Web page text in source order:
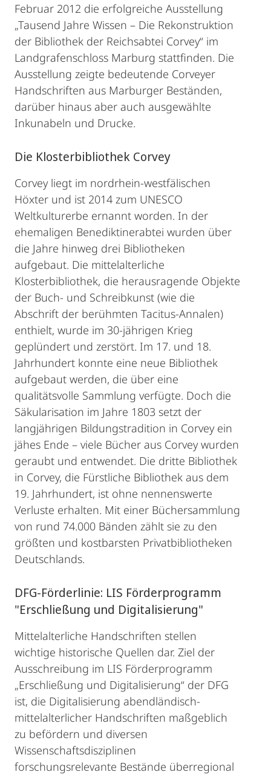
Februar 2012 die erfolgreiche Ausstellung
„Tausend Jahre Wissen – Die Rekonstruktion
der Bibliothek der Reichsabtei Corvey“ im
Landgrafenschloss Marburg stattfinden. Die
Ausstellung zeigte bedeutende Corveyer
Handschriften aus Marburger Beständen,
darüber hinaus aber auch ausgewählte
Inkunabeln und Drucke.
Die Klosterbibliothek Corvey
Corvey liegt im nordrhein-westfälischen
Höxter und ist 2014 zum UNESCO
Weltkulturerbe ernannt worden. In der
ehemaligen Benediktinerabtei wurden über
die Jahre hinweg drei Bibliotheken
aufgebaut. Die mittelalterliche
Klosterbibliothek, die herausragende Objekte
der Buch- und Schreibkunst (wie die
Abschrift der berühmten Tacitus-Annalen)
enthielt, wurde im 30-jährigen Krieg
geplündert und zerstört. Im 17. und 18.
Jahrhundert konnte eine neue Bibliothek
aufgebaut werden, die über eine
qualitätsvolle Sammlung verfügte. Doch die
Säkularisation im Jahre 1803 setzt der
langjährigen Bildungstradition in Corvey ein
jähes Ende – viele Bücher aus Corvey wurden
geraubt und entwendet. Die dritte Bibliothek
in Corvey, die Fürstliche Bibliothek aus dem
19. Jahrhundert, ist ohne nennenswerte
Verluste erhalten. Mit einer Büchersammlung
von rund 74.000 Bänden zählt sie zu den
größten und kostbarsten Privatbibliotheken
Deutschlands.
DFG-Förderlinie: LIS Förderprogramm
"Erschließung und Digitalisierung"
Mittelalterliche Handschriften stellen
wichtige historische Quellen dar. Ziel der
Ausschreibung im LIS Förderprogramm
„Erschließung und Digitalisierung“ der DFG
ist, die Digitalisierung abendländisch-
mittelalterlicher Handschriften maßgeblich
zu befördern und diversen
Wissenschaftsdisziplinen
forschungsrelevante Bestände überregional